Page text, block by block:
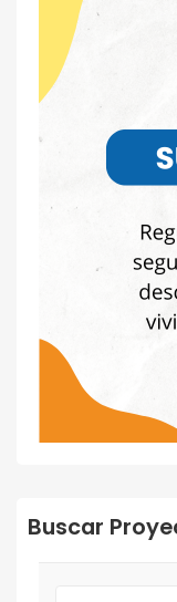
Buscar